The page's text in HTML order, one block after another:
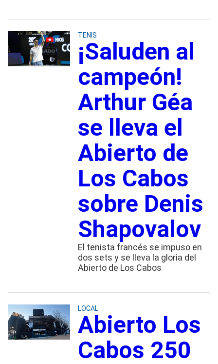
TENIS
¡Saluden al
campeón!
Arthur Géa
se lleva el
Abierto de
Los Cabos
sobre Denis
Shapovalov
El tenista francés se impuso en
dos sets y se lleva la gloria del
Abierto de Los Cabos
LOCAL
Abierto Los
Cabos 250